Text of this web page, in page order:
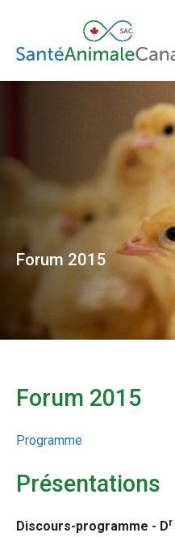
Forum 2015
Forum 2015
Programme
Présentations
Discours-programme - Dr